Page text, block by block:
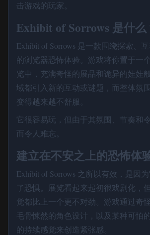
击游戏的玩家。
Exhibit of Sorrows 是什么
Exhibit of Sorrows 是一款围绕探索、
的浏览器恐怖体验。游戏将你置于一
览中，充满奇怪的展品和诡异的娃娃
域都引入新的互动或谜题，而整体氛
变得越来越不舒服。
它很容易玩，但由于其氛围、节奏和
而令人难忘。
建立在不安之上的恐怖体
Exhibit of Sorrows 之所以有效，是因
了恐惧。展览看起来起初很戏剧化，
觉都比上一个更不对劲。游戏通过奇
毛骨悚然的角色设计，以及某种可怕
的持续感觉来创造紧张感。